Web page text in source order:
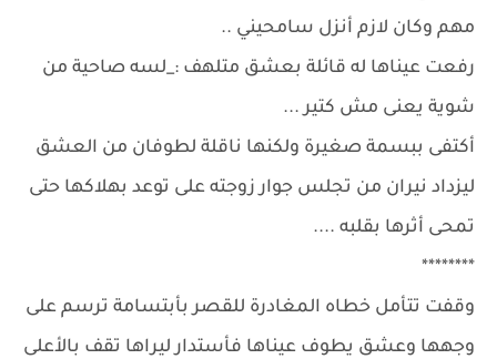
مهم وكان لازم أنزل سامحيني ..
رفعت عيناها له قائلة بعشق متلهف :_لسه صاحية من
شوية يعنى مش كتير ...
أكتفى ببسمة صغيرة ولكنها ناقلة لطوفان من العشق
ليزداد نيران من تجلس جوار زوجته على توعد بهلاكها حتى
تمحى أثرها بقلبه ....
********
وقفت تتأمل خطاه المغادرة للقصر بأبتسامة ترسم على
وجهها وعشق يطوف عيناها فأستدار ليراها تقف بالأعلى